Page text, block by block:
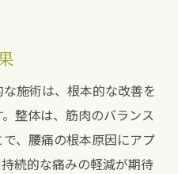
施術は、根本的な改善を
整体は、筋肉のバランス
、腰痛の根本原因にアプ
続的な痛みの軽減が期待